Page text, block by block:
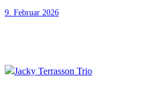
9. Februar 2026